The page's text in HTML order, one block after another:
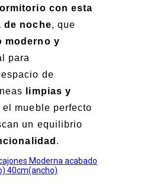
con esta
de noche, que
moderno y
para
de
limpias y
el mueble perfecto
un equilibrio
.